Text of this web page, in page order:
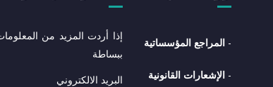
- المراجع المؤسساتية
- الإشعارات القانونية
إذا أردت المزيد من
ببساطة
البريد الالكتروني